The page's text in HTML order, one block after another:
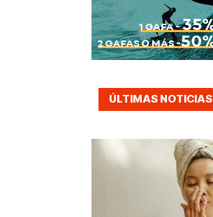
ÚLTIMAS NOTICIAS